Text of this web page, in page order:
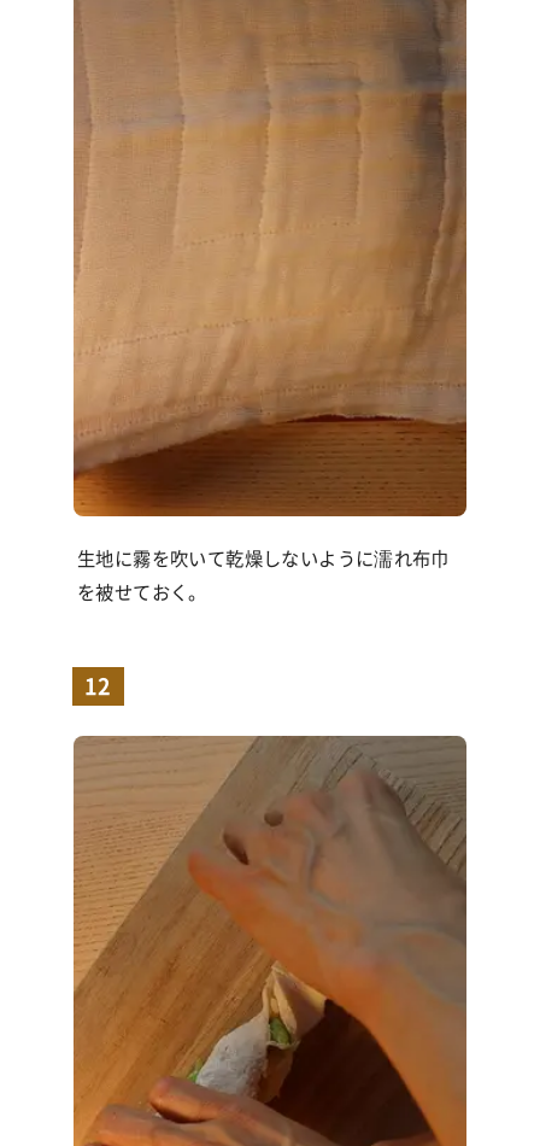
生地に霧を吹いて乾燥しないように濡れ布巾
を被せておく。
12